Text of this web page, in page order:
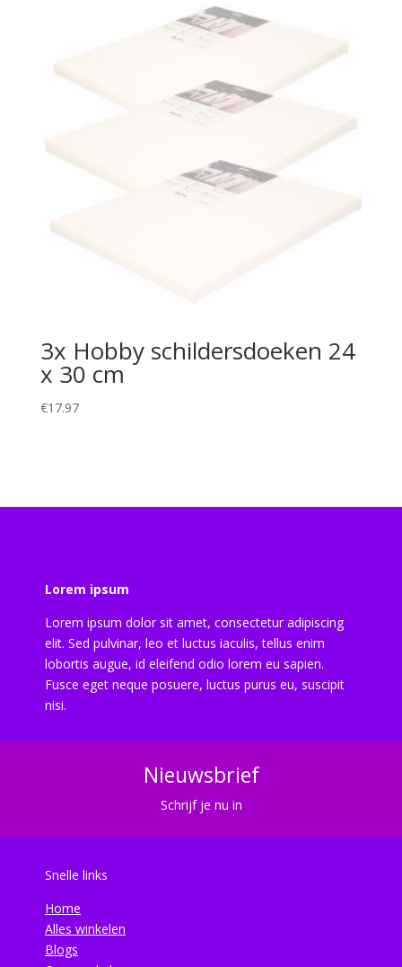
3x Hobby schildersdoeken 24
x 30 cm
€17.97
Lorem ipsum
Lorem ipsum dolor sit amet, consectetur adipiscing
elit. Sed pulvinar, leo et luctus iaculis, tellus enim
lobortis augue, id eleifend odio lorem eu sapien.
Fusce eget neque posuere, luctus purus eu, suscipit
nisi.
Nieuwsbrief
Schrijf je nu in
Snelle links
Home
Alles winkelen
Blogs